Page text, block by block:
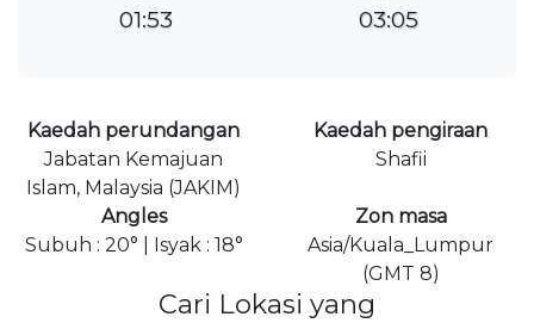
01:53
03:05
Kaedah perundangan
Jabatan Kemajuan
Islam, Malaysia (JAKIM)
Kaedah pengiraan
Shafii
Angles
Subuh : 20° | Isyak : 18°
Zon masa
Asia/Kuala_Lumpur
(GMT 8)
Cari Lokasi yang